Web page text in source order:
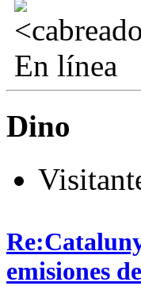
En línea
Dino
emisiones